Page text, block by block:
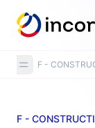
principal
F -
Code CAEN
F -